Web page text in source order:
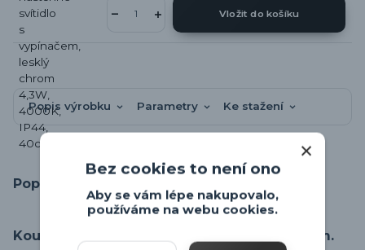
Vložit do košíku
Popis výrobku Parametry Ke stažení
Popis výrobku
Koupelnové LED svítidlo na zeď s vypínačem.
Bez cookies to není ono
Aby se vám lépe nakupovalo,
používáme na webu cookies.